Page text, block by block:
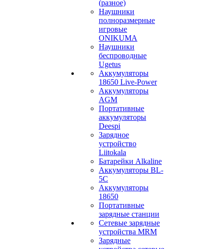
(разное)
Наушники
полноразмерные
игровые
ONIKUMA
Наушники
беспроводные
Ugetus
Аккумуляторы
18650 Live-Power
Аккумуляторы
АGM
Портативные
аккумуляторы
Deespi
Зарядное
устройство
Liitokala
Батарейки Alkaline
Аккумуляторы BL-
5C
Аккумуляторы
18650
Портативные
зарядные станции
Сетевые зарядные
устройства MRM
Зарядные